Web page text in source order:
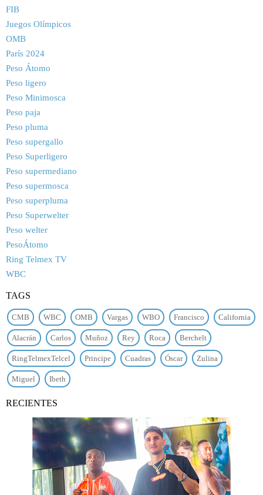
FIB
Juegos Olímpicos
OMB
París 2024
Peso Átomo
Peso ligero
Peso Minimosca
Peso paja
Peso pluma
Peso supergallo
Peso Superligero
Peso supermediano
Peso supermosca
Peso superpluma
Peso Superwelter
Peso welter
PesoÁtomo
Ring Telmex TV
WBC
TAGS
CMB WBC OMB Vargas WBO Francisco California
Alacrán Carlos Muñoz Rey Roca Berchelt
RingTelmexTelcel Principe Cuadras Óscar Zulina
Miguel Ibeth
RECIENTES